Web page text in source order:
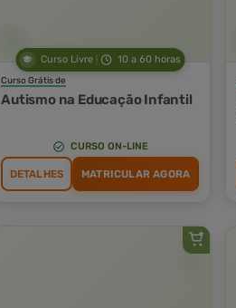
Curso Livre 10 a 60 horas
Curso Grátis de
Autismo na Educação Infantil
CURSO ON-LINE
DETALHES MATRICULAR AGORA